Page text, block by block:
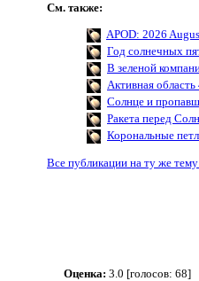
См. также:
APOD: 2026
Год солнечных
В зеленой
Активная
Солнце и
Ракета перед
Корональные
Все публикации на ту же
Оценка: 3.0 [голосов: 68]